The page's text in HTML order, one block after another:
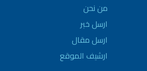
من نحن
ارسل خبر
ارسل مقال
ارشيف الموقع